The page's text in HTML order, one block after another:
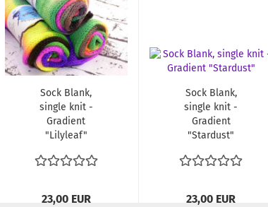
Sock Blank,
single knit -
Gradient
"Lilyleaf"
23,00 EUR
Sock Blank,
single knit -
Gradient
"Stardust"
23,00 EUR